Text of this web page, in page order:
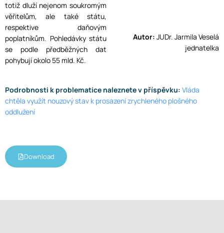
totiž dluží nejenom soukromým
věřitelům, ale také státu,
respektive daňovým
poplatníkům. Pohledávky státu
se podle předběžných dat
pohybují okolo 55 mld. Kč.
Autor: JUDr. Jarmila Veselá
jednatelka
Podrobnosti k problematice naleznete v příspěvku: Vláda
chtěla využít nouzový stav k prosazení zrychleného plošného
oddlužení
Download